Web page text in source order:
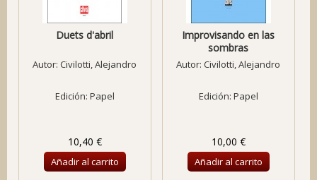
Duets d'abril
Autor:Civilotti, Alejandro
Edición: Papel
10,40 €
Añadir al carrito
Improvisando en las
sombras
Autor:Civilotti, Alejandro
Edición: Papel
10,00 €
Añadir al carrito